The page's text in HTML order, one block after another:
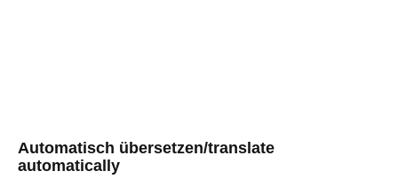
Automatisch übersetzen/translate
automatically